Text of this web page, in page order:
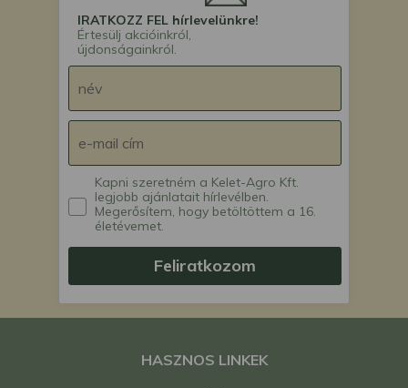
IRATKOZZ FEL hírlevelünkre!
Értesülj akcióinkról,
újdonságainkról.
Kapni szeretném a Kelet-Agro Kft.
legjobb ajánlatait hírlevélben.
Megerősítem, hogy betöltöttem a 16.
életévemet.
Feliratkozom
HASZNOS LINKEK